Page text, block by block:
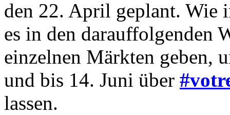
den 22. April geplant. Wie
es in den darauffolgenden
einzelnen Märkten geben,
und bis 14. Juni über
lassen.